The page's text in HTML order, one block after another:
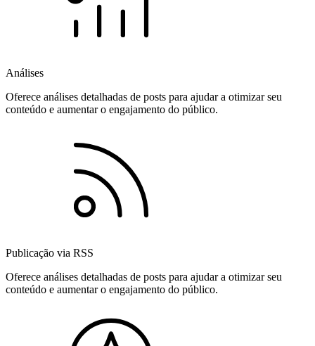
Análises
Oferece análises detalhadas de posts para ajudar a otimizar seu
conteúdo e aumentar o engajamento do público.
Publicação via RSS
Oferece análises detalhadas de posts para ajudar a otimizar seu
conteúdo e aumentar o engajamento do público.